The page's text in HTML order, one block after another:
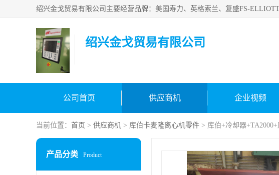
绍兴金戈贸易有限公司
公司首页 供应商机 企业视频
当前位置： 首页 > 供应商机 > 库伯卡麦隆离心机零件 > 库伯+冷却器
产品分类 Product